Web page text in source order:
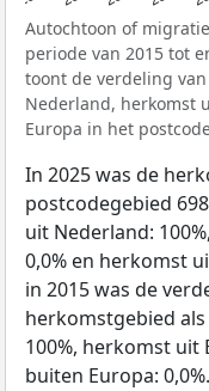
Autochtoon of
periode van 2015 tot
toont de verdeling
Nederland, herkomst
Europa in het
In 2025 was de
postcodegebied
uit Nederland:
0,0% en herkomst
in 2015 was de
herkomstgebied
100%, herkomst uit
buiten Europa: 0,0%.